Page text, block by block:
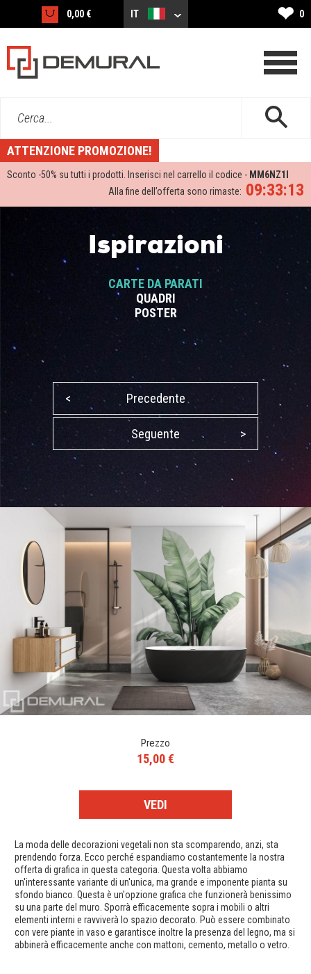
0,00 € IT ❤ 0
Cerca...
ATTENZIONE PROMOZIONE!
Sconto -50% su tutti i prodotti. Inserisci nel carrello il codice - MM6NZ1I
09:33:13
Alla fine dell’offerta sono rimaste:
Ispirazioni
CARTE DA PARATI
QUADRI
POSTER
< Precedente
Seguente >
Prezzo
15,00 €
VEDI
La moda delle decorazioni vegetali non sta scomparendo, anzi, sta
prendendo forza. Ecco perché espandiamo costantemente la nostra
offerta di grafica in questa categoria. Questa volta abbiamo
un'interessante variante di un'unica, ma grande e imponente pianta su
sfondo bianco. Questa è un'opzione grafica che funzionerà benissimo
su una parte del muro. Sporrà efficacemente sopra i mobili o altri
elementi interni e ravviverà lo spazio decorato. Può essere combinato
con vere piante in vaso e garantisce inoltre la presenza del legno, ma si
abbinerà efficacemente anche con mattoni, cemento, metallo o vetro.